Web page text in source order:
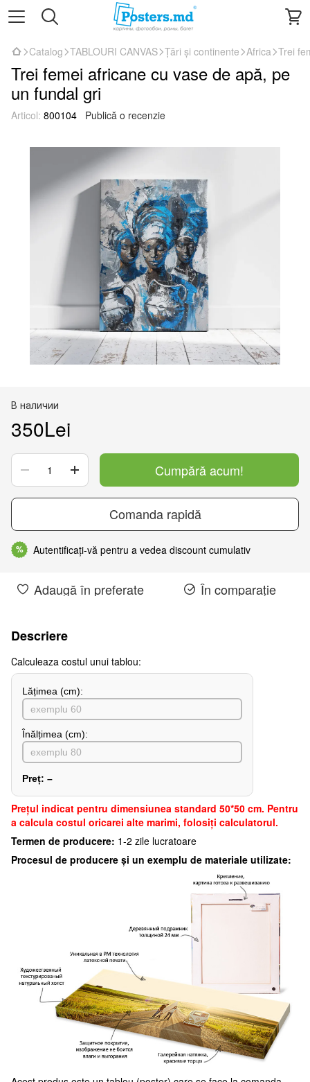
Catalog TABLOURI CANVAS Țări și continente Africa Trei
Trei femei africane cu vase de apă, pe
un fundal gri
Articol: 800104 Publică o recenzie
В наличии
350Lei
Cumpără acum!
Comanda rapidă
% Autentificați-vă pentru a vedea discount cumulativ
Adaugă în preferate În comparație
Descriere
Сalculeaza costul unui tablou:
Lățimea (сm):
Înălțimea (cm):
Preț: –
Preţul indicat pentru dimensiunea standard 50*50 cm. Pentru
a calcula costul oricarei alte marimi, folosiți calculatorul.
Termen de producere: 1-2 zile lucratoare
Procesul de producere și un exemplu de materiale utilizate: